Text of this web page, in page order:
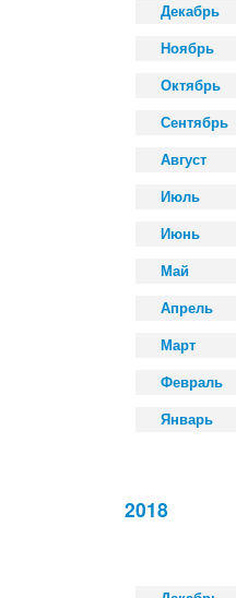
Декабрь
Ноябрь
Октябрь
Сентябрь
Август
Июль
Июнь
Май
Апрель
Март
Февраль
Январь
2018